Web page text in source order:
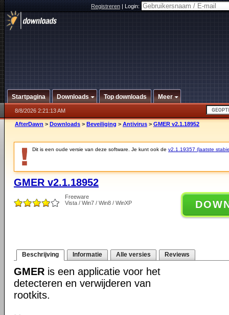
Registreren|Login:
Startpagina Downloads Top downloads Meer
8/8/2026 2:21:13 AM
AfterDawn > Downloads > Beveiliging > Antivirus > GMER v2.1.18952
Dit is een oude versie van deze software. Je kunt ook de v2.1.19357 (laatste
GMER v2.1.18952
Freeware
Vista / Win7 / Win8 / WinXP
Beschrijving Informatie Alle versies Reviews
GMER is een applicatie voor het
detecteren en verwijderen van
rootkits.